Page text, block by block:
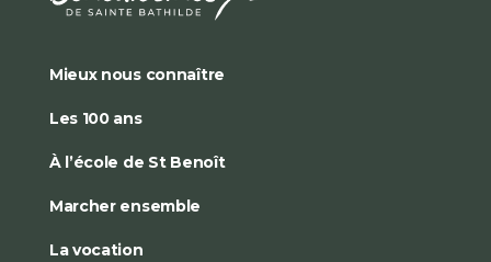
Mieux nous connaître
Les 100 ans
À l’école de St Benoît
Marcher ensemble
La vocation